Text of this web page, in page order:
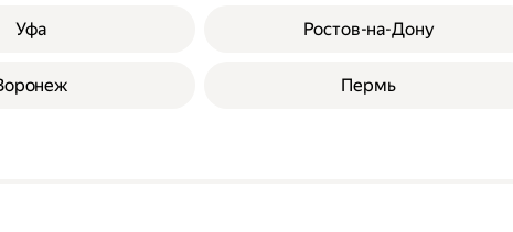
Уфа Ростов-на-Дону
Пермь